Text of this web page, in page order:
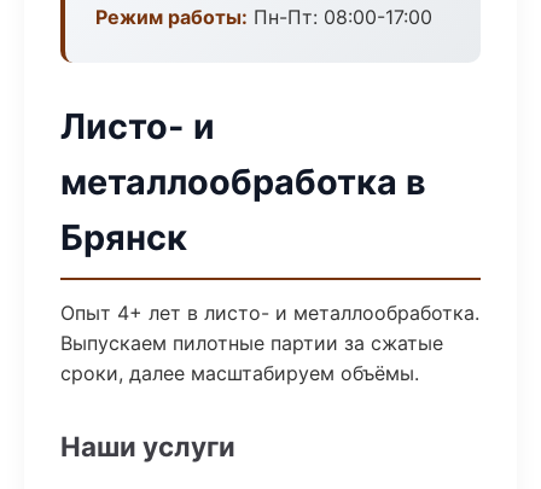
Режим работы: Пн-Пт: 08:00-17:00
Листо- и
металлообработка в
Брянск
Опыт 4+ лет в листо- и металлообработка.
Выпускаем пилотные партии за сжатые
сроки, далее масштабируем объёмы.
Наши услуги